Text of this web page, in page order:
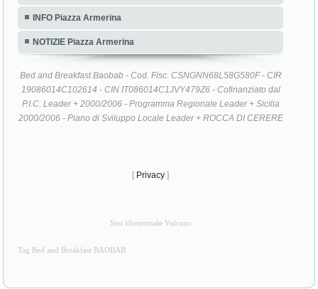
INFO Piazza Armerina
NOTIZIE Piazza Armerina
Bed and Breakfast Baobab - Cod. Fisc. CSNGNN68L58G580F - CIR
19086014C102614 - CIN IT086014C1JVY479Z6 - Cofinanziato dal
P.I.C. Leader + 2000/2006 - Programma Regionale Leader + Sicilia
2000/2006 - Piano di Sviluppo Locale Leader + ROCCA DI CERERE
[ Privacy ]
Sito idrotermale Vulcano
Tag Bed and Breakfast BAOBAB